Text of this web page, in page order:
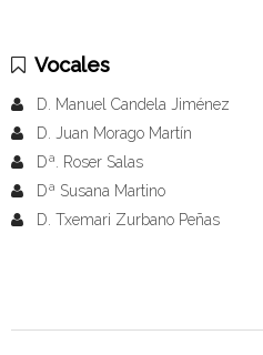
Vocales
D. Manuel Candela Jiménez
D. Juan Morago Martín
Dª. Roser Salas
Dª Susana Martino
D. Txemari Zurbano Peñas